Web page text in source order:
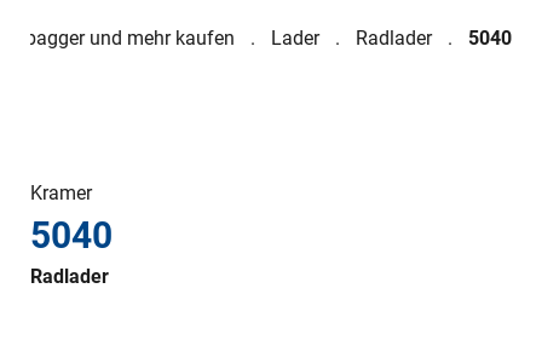
und mehr kaufen Lader Radlader 5040
Kramer
5040
Radlader